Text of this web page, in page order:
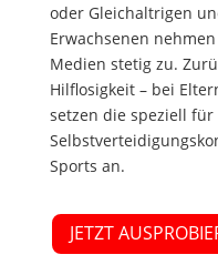
oder Gleichaltrigen
Erwachsenen
Medien stetig zu.
Hilflosigkeit – bei
setzen die speziell
Sports an.
JETZT